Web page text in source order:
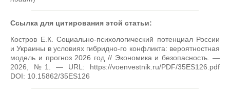
Ссылка для цитирования этой статьи:
Костров Е.К. Социально-психологический потенциал России
и Украины в условиях гибридно-го конфликта: вероятностная
модель и прогноз 2026 год // Экономика и безопасность. —
2026, №1. — URL: https://voenvestnik.ru/PDF/35ES126.pdf
DOI: 10.15862/35ES126